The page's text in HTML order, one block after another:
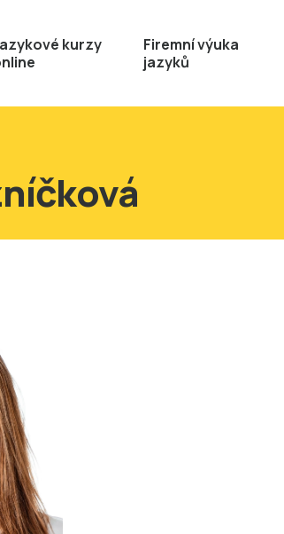
kurzy
Firemní výuka
jazyků